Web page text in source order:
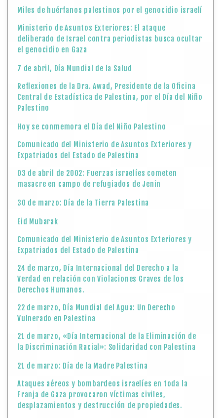
Miles de huérfanos palestinos por el genocidio israelí
Ministerio de Asuntos Exteriores: El ataque
deliberado de Israel contra periodistas busca ocultar
el genocidio en Gaza
7 de abril, Día Mundial de la Salud
Reflexiones de la Dra. Awad, Presidente de la Oficina
Central de Estadística de Palestina, por el Día del Niño
Palestino
Hoy se conmemora el Día del Niño Palestino
Comunicado del Ministerio de Asuntos Exteriores y
Expatriados del Estado de Palestina
03 de abril de 2002: Fuerzas israelíes cometen
masacre en campo de refugiados de Jenin
30 de marzo: Día de la Tierra Palestina
Eid Mubarak
Comunicado del Ministerio de Asuntos Exteriores y
Expatriados del Estado de Palestina
24 de marzo, Día Internacional del Derecho a la
Verdad en relación con Violaciones Graves de los
Derechos Humanos.
22 de marzo, Día Mundial del Agua: Un Derecho
Vulnerado en Palestina
21 de marzo, «Día Internacional de la Eliminación de
la Discriminación Racial»: Solidaridad con Palestina
21 de marzo: Día de la Madre Palestina
Ataques aéreos y bombardeos israelíes en toda la
Franja de Gaza provocaron víctimas civiles,
desplazamientos y destrucción de propiedades.